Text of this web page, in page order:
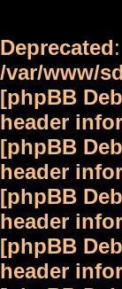
Deprecated
/var/www/
[phpBB
header
[phpBB
header
[phpBB
header
[phpBB
header